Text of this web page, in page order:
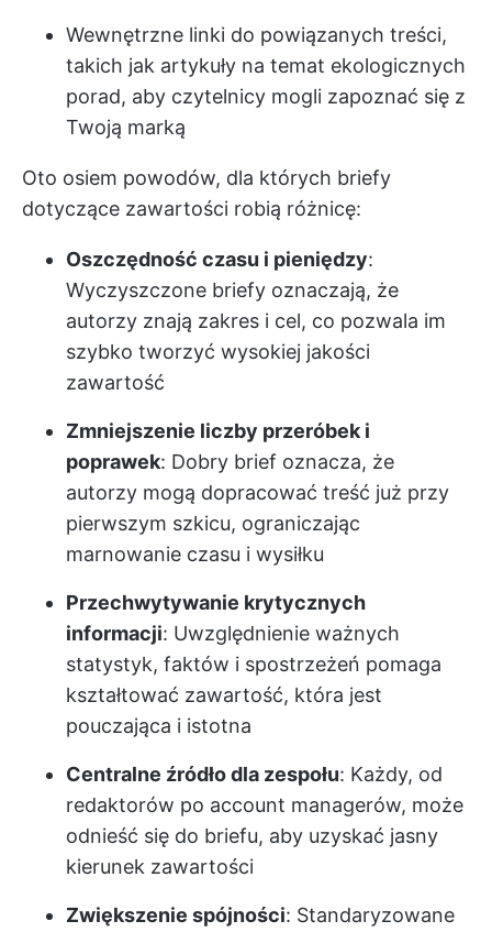
Wewnętrzne linki do powiązanych treści,
takich jak artykuły na temat ekologicznych
porad, aby czytelnicy mogli zapoznać się z
Twoją marką
Oto osiem powodów, dla których briefy
dotyczące zawartości robią różnicę:
Oszczędność czasu i pieniędzy:
Wyczyszczone briefy oznaczają, że
autorzy znają zakres i cel, co pozwala im
szybko tworzyć wysokiej jakości
zawartość
Zmniejszenie liczby przeróbek i
poprawek: Dobry brief oznacza, że
autorzy mogą dopracować treść już przy
pierwszym szkicu, ograniczając
marnowanie czasu i wysiłku
Przechwytywanie krytycznych
informacji: Uwzględnienie ważnych
statystyk, faktów i spostrzeżeń pomaga
kształtować zawartość, która jest
pouczająca i istotna
Centralne źródło dla zespołu: Każdy, od
redaktorów po account managerów, może
odnieść się do briefu, aby uzyskać jasny
kierunek zawartości
Zwiększenie spójności: Standaryzowane